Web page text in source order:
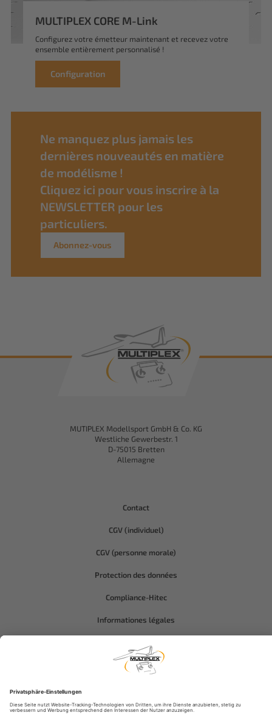
MULTIPLEX CORE M-Link
Configurez votre émetteur maintenant et recevez votre
ensemble entièrement personnalisé !
Configuration
Ne manquez plus jamais les
dernières nouveautés en matière
de modélisme !
Cliquez ici pour vous inscrire à la
NEWSLETTER pour les
particuliers.
Abonnez-vous
MUTIPLEX Modellsport GmbH & Co. KG
Westliche Gewerbestr. 1
D-75015 Bretten
Allemagne
Contact
CGV (individuel)
CGV (personne morale)
Protection des données
Compliance-Hitec
Informationes légales